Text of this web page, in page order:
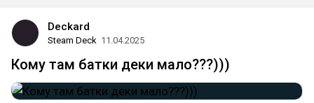
Deckard
Steam Deck 11.04.2025
Кому там батки деки мало???)))